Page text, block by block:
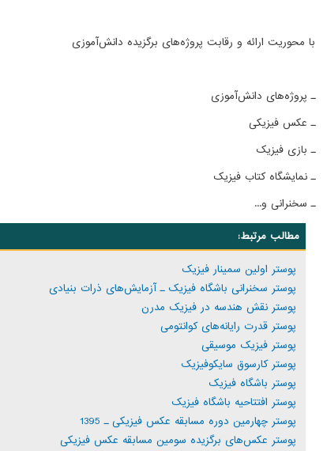
با محوریت ارائه و رقابت پروژه‌های برگزیده دانش‌آموزی
ـ پروژه‌های دانش‌آموزی
ـ عکس فیزیکی
ـ بازی فیزیک
ـ نمایشگاه کتاب فیزیک
ـ سخنرانی و...
مطالب مرتبط:
پوستر اولین سمینار فیزیک
پوستر سخنرانی باشگاه فیزیک ـ آزمایش‌های ذرات بنیادی
پوستر نقش هندسه در فیزیک مدرن
پوستر قدرت رایانه‌های کوانتومی
پوستر فیزیک موسیقی
پوستر کارسوق سایکوفیزیک
پوستر باشگاه فیزیک
پوستر افتتاحیه باشگاه فیزیک
پوستر چهارمین دوره مسابقه عکس فیزیکی ـ 1395
پوستر عکس‌های برگزیده سومین مسابقه عکس فیزیکی